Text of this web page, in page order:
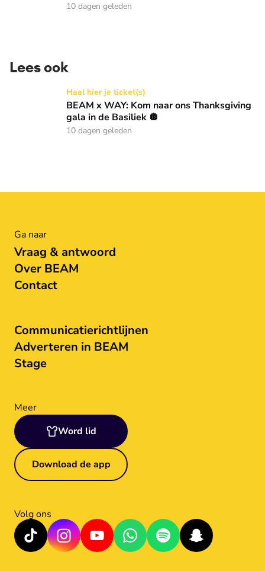
10 dagen geleden
Lees ook
BEAM x WAY: Kom naar ons Thanksgiving gala in de
Haal hier je ticket(s)
BEAM x WAY: Kom naar ons Thanksgiving
gala in de Basiliek 🪩
10 dagen geleden
Ga naar
Vraag & antwoord
Over BEAM
Contact
Communicatierichtlijnen
Adverteren in BEAM
Stage
Meer
Word lid
Download de app
Volg ons